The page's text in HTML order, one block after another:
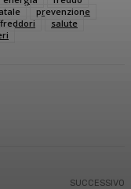
prevenzione
salute
SUCCESSIVO